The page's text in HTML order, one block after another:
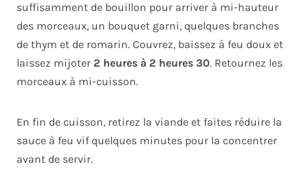
suffisamment de bouillon pour arriver à mi-hauteur
des morceaux, un bouquet garni, quelques branches
de thym et de romarin. Couvrez, baissez à feu doux et
laissez mijoter 2 heures à 2 heures 30. Retournez les
morceaux à mi-cuisson.
En fin de cuisson, retirez la viande et faites réduire la
sauce à feu vif quelques minutes pour la concentrer
avant de servir.